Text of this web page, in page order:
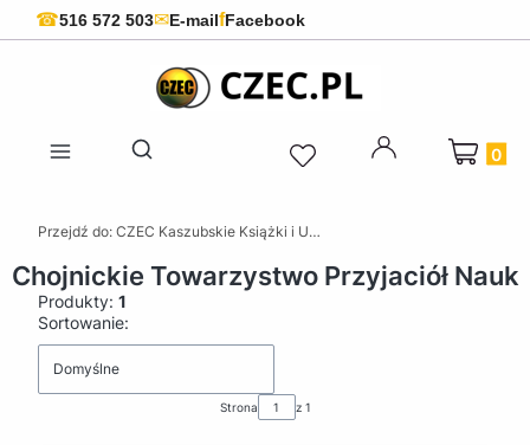
☎516 572 503✉E-mailfFacebook
Otwórz wyszukiwarkę
Produkty
Przejdź do: CZEC Kaszubskie Książki i Upominki - Pamiątki z Kaszub
Chojnickie Towarzystwo Przyjaciół Nauk
Produkty: 1
Lista produktów
Sortowanie:
Domyślne
Strona z 1